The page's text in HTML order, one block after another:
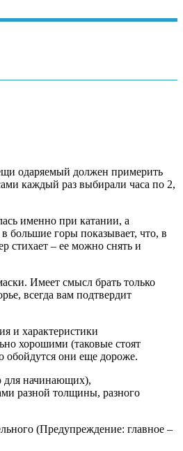
одаряемый должен примерить
каждый раз выбирали часа по 2,
именно при катании, а
большие горы показывает, что, в
стихает – ее можно снять и
Имеет смысл брать только
всегда вам подтвердит
и характеристики
хорошими (таковые стоят
обойдутся они еще дороже.
для начинающих),
разной толщины, разного
(Предупреждение: главное –